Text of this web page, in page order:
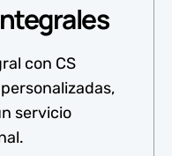
con CS
servicio